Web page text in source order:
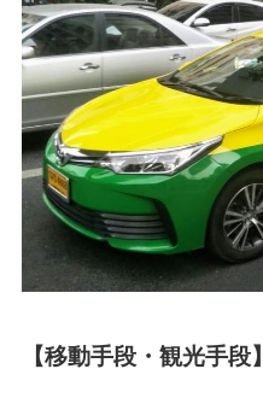
【移動手段・観光手段】